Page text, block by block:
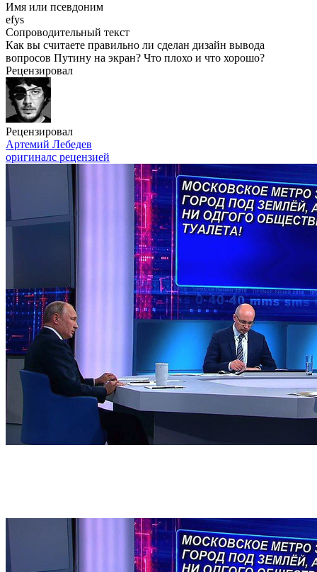
Имя или псевдоним
efys
Сопроводительный текст
Как вы считаете правильно ли сделан дизайн вывода
вопросов Путину на экран? Что плохо и что хорошо?
Рецензировал
Рецензировал
Артемий Лебедев
оригиналс рецензией